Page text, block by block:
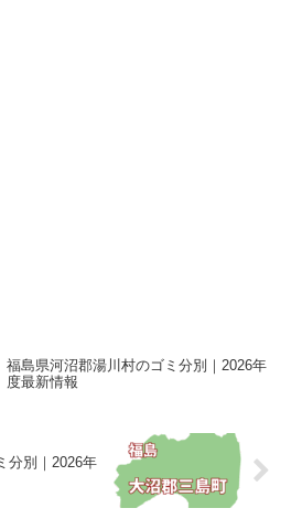
福島県河沼郡湯川村のゴミ分別｜2026年
度最新情報
分別｜2026年